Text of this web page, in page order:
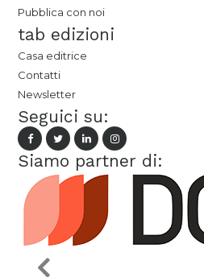
Pubblica con noi
tab edizioni
Casa editrice
Contatti
Newsletter
Seguici su:
Siamo partner di: